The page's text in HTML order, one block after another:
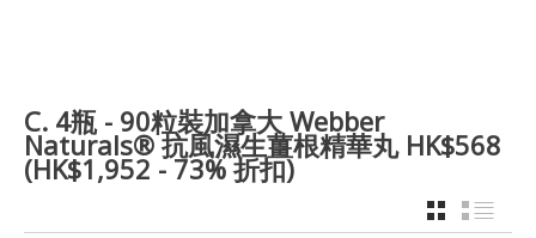
C. 4瓶 - 90粒裝加拿大 Webber
Naturals® 抗風濕生薑根精華丸 HK$568
(HK$1,952 - 73% 折扣)
GRID